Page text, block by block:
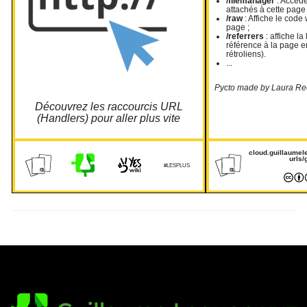
Découvrez les raccourcis URL
(Handlers) pour aller plus vite
#LESPLUS
attachés à cette page
/raw: Affiche le code
page ;
/referrers : affiche la
référence à la page
rétroliens).
Pycto made by Laura
urls/